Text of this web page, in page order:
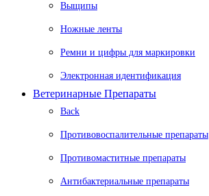
Выщипы
Ножные ленты
Ремни и цифры для маркировки
Электронная идентификация
Ветеринарные Препараты
Back
Противовоспалительные препараты
Противомаститные препараты
Антибактериальные препараты